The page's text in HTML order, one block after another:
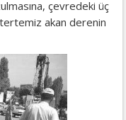
çevredeki üç
akan derenin